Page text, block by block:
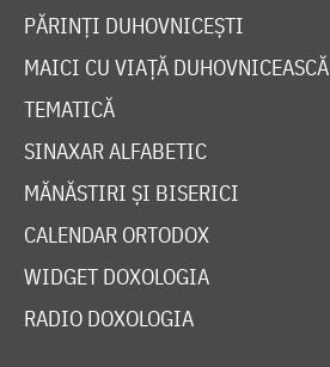
PĂRINȚI DUHOVNICEȘTI
MAICI CU VIAȚĂ DUHOVNICEASCĂ
TEMATICĂ
SINAXAR ALFABETIC
MĂNĂSTIRI ȘI BISERICI
CALENDAR ORTODOX
WIDGET DOXOLOGIA
RADIO DOXOLOGIA